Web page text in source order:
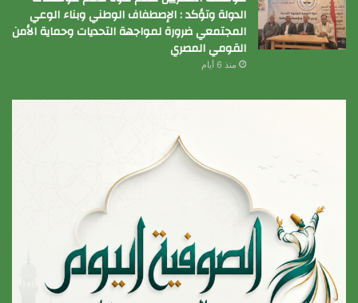
الدولة وتؤكد : الإصطفاف الوطني وبناء الوعي
المجتمعي ضرورة لمواجهة التحديات وحماية الأمن
القومي المصري
منذ 6 أيام